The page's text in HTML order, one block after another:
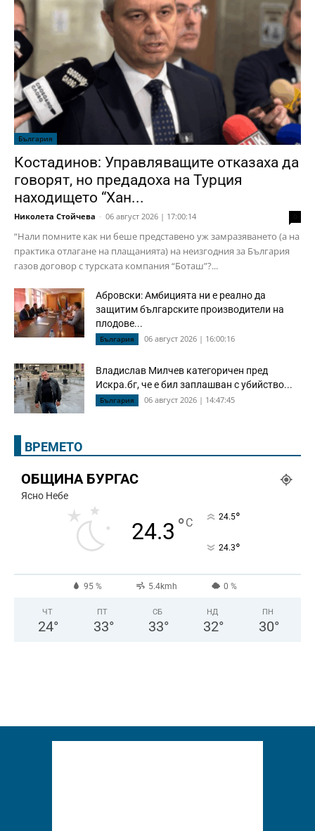
България
Костадинов: Управляващите отказаха да
говорят, но предадоха на Турция
находището “Хан...
Николета Стойчева - 06 август 2026 | 17:00:14
“Нали помните как ни беше представено уж замразяването (а на
практика отлагане на плащанията) на неизгодния за България
газов договор с турската компания “Боташ”?...
Абровски: Амбицията ни е реално да
защитим българските производители на
плодове...
България 06 август 2026 | 16:00:16
Владислав Милчев категоричен пред
Искра.бг, че е бил заплашван с убийство...
България 06 август 2026 | 14:47:45
ВРЕМЕТО
ОБЩИНА БУРГАС
Ясно Небе
24.3 °C 24.5°
24.3°
95 % 5.4kmh 0 %
ЧТ
24°
ПТ
33°
СБ
33°
НД
32°
ПН
30°